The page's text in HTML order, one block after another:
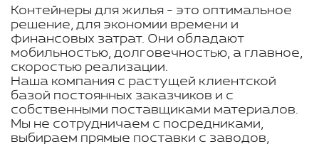
Контейнеры для жилья - это оптимальное
решение, для экономии времени и
финансовых затрат. Они обладают
мобильностью, долговечностью, а главное,
скоростью реализации.
Наша компания с растущей клиентской
базой постоянных заказчиков и с
собственными поставщиками материалов.
Мы не сотрудничаем с посредниками,
выбираем прямые поставки с заводов,